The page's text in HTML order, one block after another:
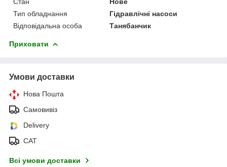
Тип обладнання
Гідравлічні насоси
Відповідальна особа
Танябанчик
Приховати
Умови доставки
Нова Пошта
Самовивіз
Delivery
САТ
Всі умови доставки